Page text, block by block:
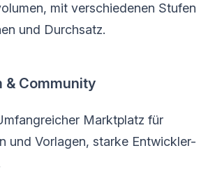
mit verschiedenen Stufen
und Durchsatz.
& Community
Marktplatz für
und Vorlagen, starke Entwickler-